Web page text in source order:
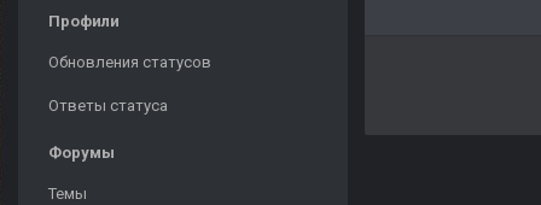
Профили
Обновления статусов
Ответы статуса
Форумы
Темы